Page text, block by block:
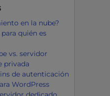
en la nube?
quién es
vs. servidor
privada
de autenticación
WordPress